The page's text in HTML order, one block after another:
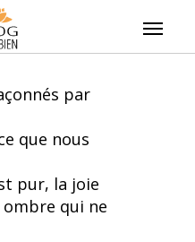
par
que nous
pur, la joie
qui ne